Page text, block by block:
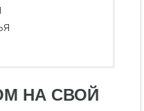
НА СВОЙ